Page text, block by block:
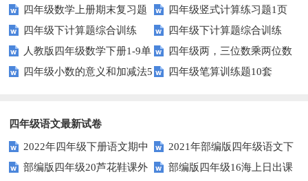
测试题及答案
四年级数学上册期末复习题
及详细答案(5套)
四年级竖式计算练习题1页
（无答案）
四年级下计算题综合训练
（师版）
四年级下计算题综合训练
（学生版）
人教版四年级数学下册1-9单
元试题(含期中及3套期末)
四年级两，三位数乘两位数
22页
四年级小数的意义和加减法5
四年级笔算训练题10套
四年级语文最新试卷
2022年四年级下册语文期中
素养评价卷（含答案）
2021年部编版四年级语文下
册句子专项练习题及答案
部编版四年级20芦花鞋课外 部编版四年级16海上日出课